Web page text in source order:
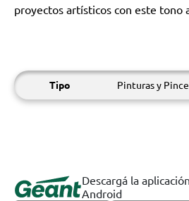
proyectos artísticos con este tono
Tipo Pinturas y
Descargá la
Android